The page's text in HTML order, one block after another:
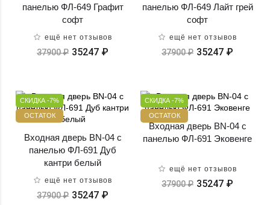
панелью ФЛ-649 Графит
софт
ещё нет отзывов
37900 ₽ 35247 ₽
панелью ФЛ-649 Лайт грей
софт
ещё нет отзывов
37900 ₽ 35247 ₽
СКИДКА -7%
ОСТАТОК
Входная дверь BN-04 с
панелью ФЛ-691 Дуб
кантри белый
ещё нет отзывов
37900 ₽ 35247 ₽
СКИДКА -7%
ОСТАТОК
Входная дверь BN-04 с
панелью ФЛ-691 Эковенге
ещё нет отзывов
37900 ₽ 35247 ₽